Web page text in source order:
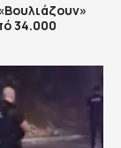
34.000